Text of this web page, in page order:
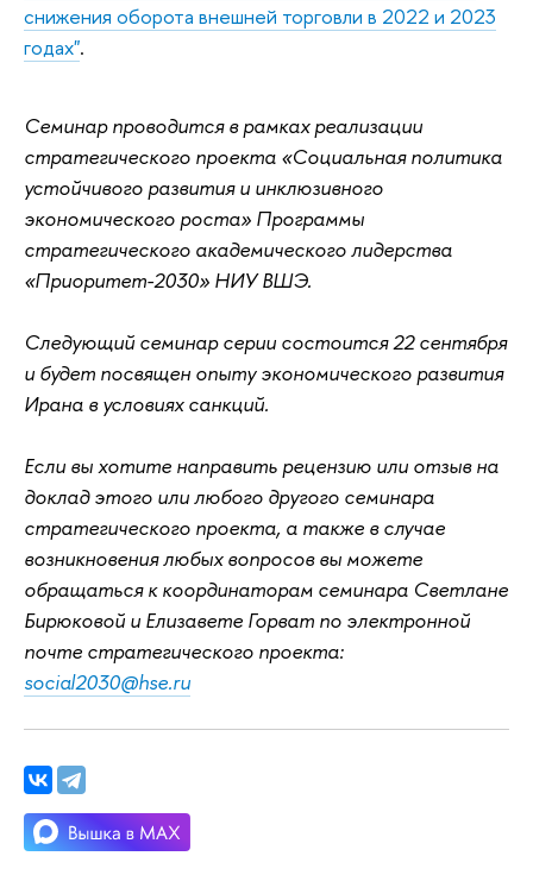
снижения оборота внешней торговли в 2022 и 2023
годах".
Семинар проводится в рамках реализации
стратегического проекта «Социальная политика
устойчивого развития и инклюзивного
экономического роста» Программы
стратегического академического лидерства
«Приоритет-2030» НИУ ВШЭ.
Следующий семинар серии состоится 22 сентября
и будет посвящен опыту экономического развития
Ирана в условиях санкций.
Если вы хотите направить рецензию или отзыв на
доклад этого или любого другого семинара
стратегического проекта, а также в случае
возникновения любых вопросов вы можете
обращаться к координаторам семинара Светлане
Бирюковой и Елизавете Горват по электронной
почте стратегического проекта:
social2030@hse.ru